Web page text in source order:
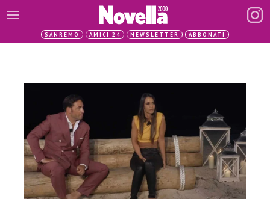
SANREMO AMICI 24 NEWSLETTER ABBONATI